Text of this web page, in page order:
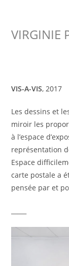
content
VIRGINIE
VIS-A-VIS, 2017
Les dessins et
miroir les
à l’espace
représentation
Espace
carte postale a
pensée par et